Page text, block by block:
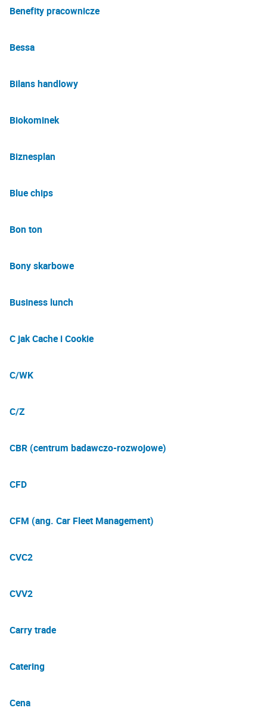
Benefity pracownicze
Bessa
Bilans handlowy
Biokominek
Biznesplan
Blue chips
Bon ton
Bony skarbowe
Business lunch
C jak Cache i Cookie
C/WK
C/Z
CBR (centrum badawczo-rozwojowe)
CFD
CFM (ang. Car Fleet Management)
CVC2
CVV2
Carry trade
Catering
Cena